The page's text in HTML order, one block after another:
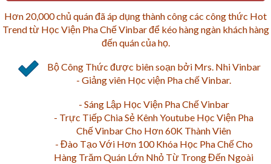
Hơn 20,000 chủ quán đã áp dụng thành công các công thức Hot
Trend từ Học Viện Pha Chế Vinbar để kéo hàng ngàn khách hàng
đến quán của họ.
Bộ Công Thức được biên soạn bởi Mrs. Nhi Vinbar
- Giảng viên Học viện Pha chế Vinbar.
- Sáng Lập Học Viện Pha Chế Vinbar
- Trực Tiếp Chia Sẻ Kênh Youtube Học Viện Pha
Chế Vinbar Cho Hơn 60K Thành Viên
- Đào Tạo Với Hơn 100 Khóa Học Pha Chế Cho
Hàng Trăm Quán Lớn Nhỏ Từ Trong Đến Ngoài